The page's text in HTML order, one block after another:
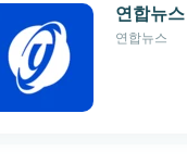
연합뉴스
연합뉴스